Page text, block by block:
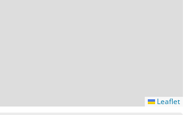
Leaflet